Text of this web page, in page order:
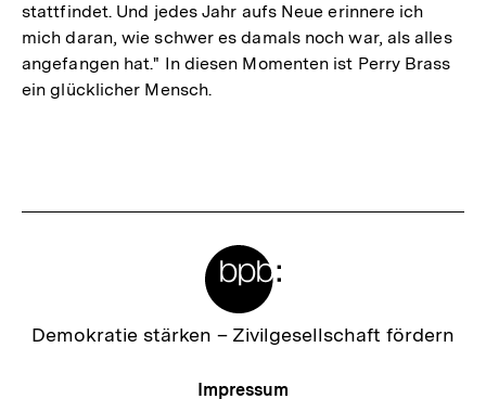
stattfindet. Und jedes Jahr aufs Neue erinnere ich
mich daran, wie schwer es damals noch war, als alles
angefangen hat." In diesen Momenten ist Perry Brass
ein glücklicher Mensch.
Zur
Demokratie stärken – Zivilgesellschaft fördern
Meta-
Impressum